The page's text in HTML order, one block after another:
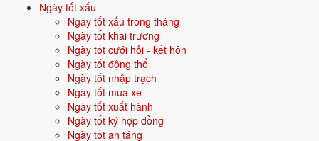
Ngày tốt xấu
Ngày tốt xấu trong tháng
Ngày tốt khai trương
Ngày tốt cưới hỏi - kết hôn
Ngày tốt động thổ
Ngày tốt nhập trạch
Ngày tốt mua xe
Ngày tốt xuất hành
Ngày tốt ký hợp đồng
Ngày tốt an táng
Thái Tuế.
Năm tương đối ổn định - không có biến động lớn về vận khí.
Bối cảnh năm 2024
đánh dấu các sự kiện và bối cảnh xã hội đặc trưng - góp
phần tạo nên dấu ấn riêng cho thế hệ sinh trong năm này, dù cùng
nạp âm Phúc Đăng Hỏa với các năm khác.